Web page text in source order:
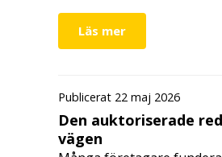
Läs mer
Publicerat 22 maj 2026
Den auktoriserade
vägen